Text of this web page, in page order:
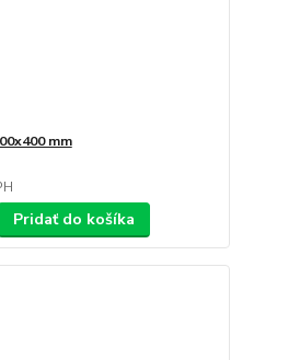
mm
Pridať do košíka